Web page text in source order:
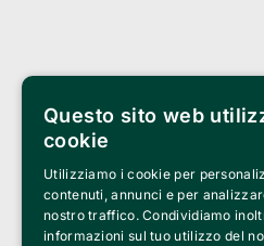
Questo sito web
cookie
Utilizziamo i cookie per
contenuti, annunci e per
nostro traffico. Condividiamo
informazioni sul tuo utilizzo del